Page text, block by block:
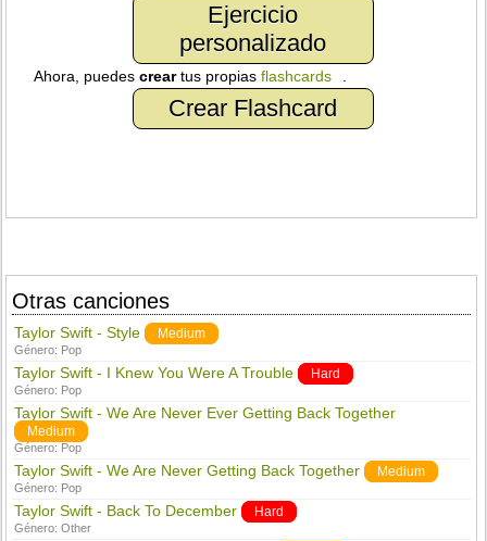
Ejercicio
personalizado
Ahora, puedescreartus propiasflashcards
Crear Flashcard
Otras canciones
Taylor Swift - Style Medium
Género: Pop
Taylor Swift - I Knew You Were A Trouble Hard
Género: Pop
Taylor Swift - We Are Never Ever Getting Back Together
Medium
Género: Pop
Taylor Swift - We Are Never Getting Back Together Medium
Género: Pop
Taylor Swift - Back To December Hard
Género:Other